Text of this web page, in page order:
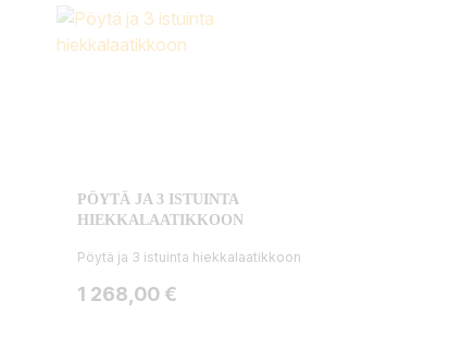
PÖYTÄ JA 3 ISTUINTA
HIEKKALAATIKKOON
Pöytä ja 3 istuinta hiekkalaatikkoon
Hinta
1 268,00 €